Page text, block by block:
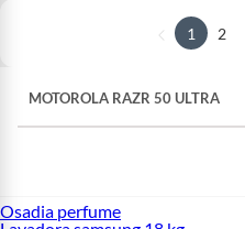
1 2
MOTOROLA RAZR 50 ULTRA
Osadia perfume